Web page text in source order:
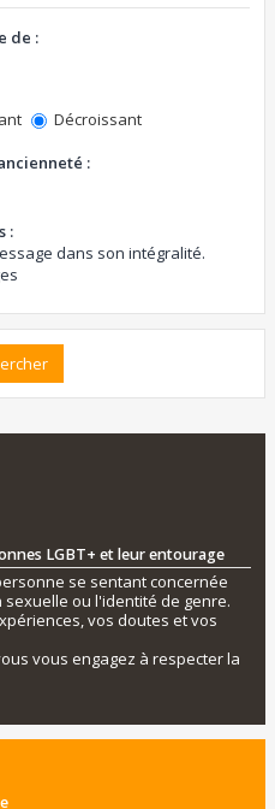
de :
Décroissant
:
:
dans son intégralité.
LGBT+ et leur entourage
se sentant concernée
ou l'identité de genre.
vos doutes et vos
vous engagez à respecter la